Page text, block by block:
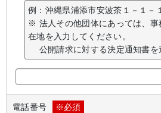
例：沖縄県浦添市安波茶１－１－
※ 法人その他団体にあっては、事
在地を入力してください。
公開請求に対する決定通知書を
電話番号 ※必須